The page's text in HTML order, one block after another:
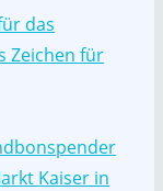
das
Zeichen für
Kaiser in